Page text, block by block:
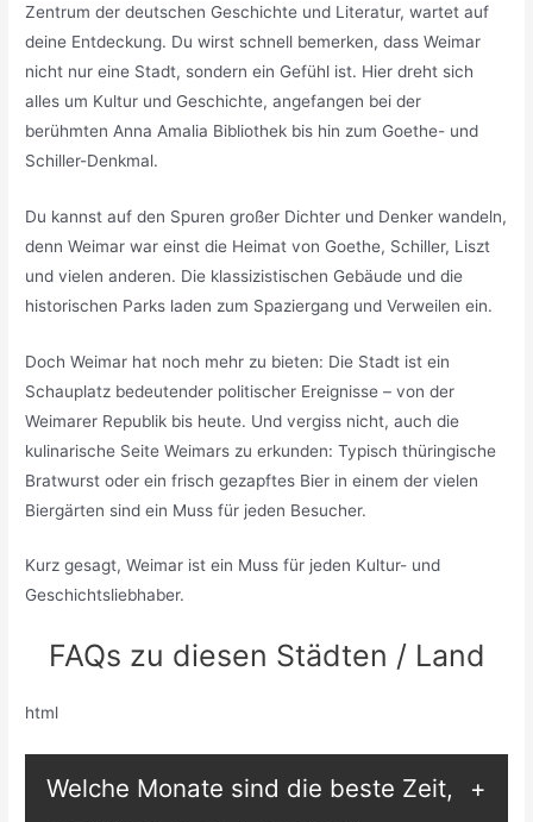
Zentrum der deutschen Geschichte und Literatur, wartet auf
deine Entdeckung. Du wirst schnell bemerken, dass Weimar
nicht nur eine Stadt, sondern ein Gefühl ist. Hier dreht sich
alles um Kultur und Geschichte, angefangen bei der
berühmten Anna Amalia Bibliothek bis hin zum Goethe- und
Schiller-Denkmal.
Du kannst auf den Spuren großer Dichter und Denker wandeln,
denn Weimar war einst die Heimat von Goethe, Schiller, Liszt
und vielen anderen. Die klassizistischen Gebäude und die
historischen Parks laden zum Spaziergang und Verweilen ein.
Doch Weimar hat noch mehr zu bieten: Die Stadt ist ein
Schauplatz bedeutender politischer Ereignisse – von der
Weimarer Republik bis heute. Und vergiss nicht, auch die
kulinarische Seite Weimars zu erkunden: Typisch thüringische
Bratwurst oder ein frisch gezapftes Bier in einem der vielen
Biergärten sind ein Muss für jeden Besucher.
Kurz gesagt, Weimar ist ein Muss für jeden Kultur- und
Geschichtsliebhaber.
FAQs zu diesen Städten / Land
html
Welche Monate sind die beste Zeit,